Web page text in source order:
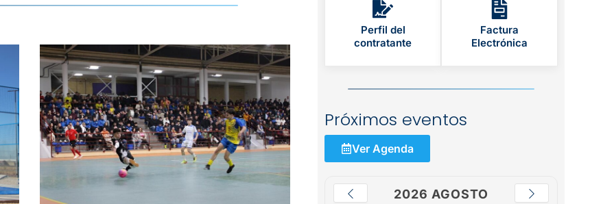
Perfil del
contratante
Factura
Electrónica
Próximos eventos
Ver Agenda
2026 AGOSTO